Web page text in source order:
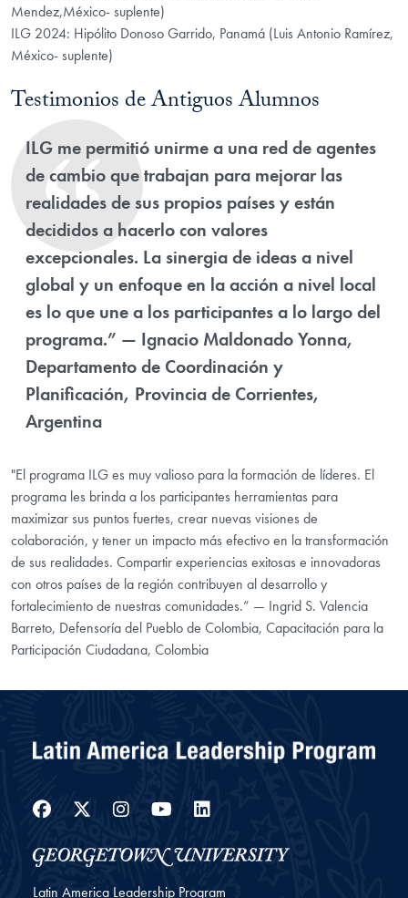
Mendez,México- suplente)
ILG 2024: Hipólito Donoso Garrido, Panamá (Luis Antonio Ramírez,
México- suplente)
Testimonios de Antiguos Alumnos
ILG me permitió unirme a una red de agentes
de cambio que trabajan para mejorar las
realidades de sus propios países y están
decididos a hacerlo con valores
excepcionales. La sinergia de ideas a nivel
global y un enfoque en la acción a nivel local
es lo que une a los participantes a lo largo del
programa.” — Ignacio Maldonado Yonna,
Departamento de Coordinación y
Planificación, Provincia de Corrientes,
Argentina
"El programa ILG es muy valioso para la formación de líderes. El
programa les brinda a los participantes herramientas para
maximizar sus puntos fuertes, crear nuevas visiones de
colaboración, y tener un impacto más efectivo en la transformación
de sus realidades. Compartir experiencias exitosas e innovadoras
con otros países de la región contribuyen al desarrollo y
fortalecimiento de nuestras comunidades.” — Ingrid S. Valencia
Barreto, Defensoría del Pueblo de Colombia, Capacitación para la
Participación Ciudadana, Colombia
Facebook
Twitter
Instagram
YouTube
Latin America Leadership Program